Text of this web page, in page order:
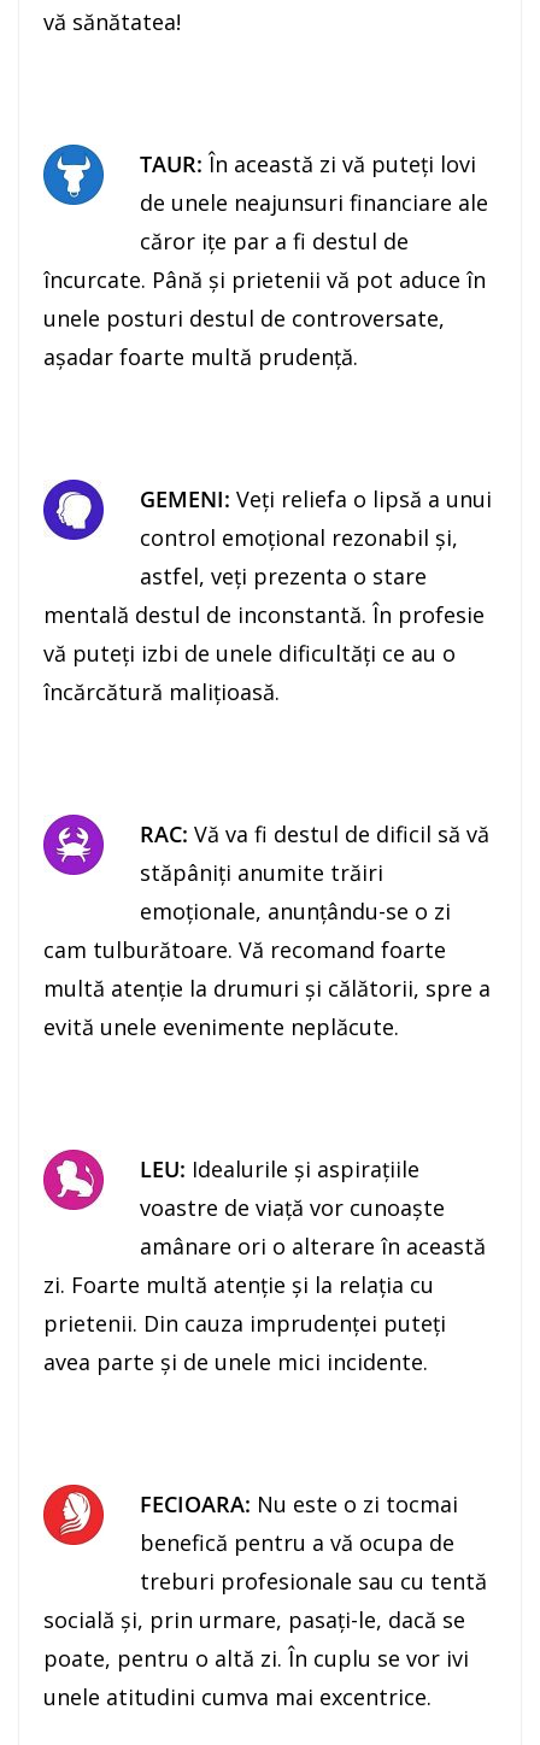
vă sănătatea!
TAUR: În această zi vă puteţi lovi
de unele neajunsuri financiare ale
căror iţe par a fi destul de
încurcate. Până şi prietenii vă pot aduce în
unele posturi destul de controversate,
aşadar foarte multă prudenţă.
GEMENI: Veţi reliefa o lipsă a unui
control emoţional rezonabil şi,
astfel, veţi prezenta o stare
mentală destul de inconstantă. În profesie
vă puteţi izbi de unele dificultăţi ce au o
încărcătură maliţioasă.
RAC: Vă va fi destul de dificil să vă
stăpâniţi anumite trăiri
emoţionale, anunţându-se o zi
cam tulburătoare. Vă recomand foarte
multă atenţie la drumuri şi călătorii, spre a
evită unele evenimente neplăcute.
LEU: Idealurile şi aspiraţiile
voastre de viaţă vor cunoaşte
amânare ori o alterare în această
zi. Foarte multă atenţie şi la relaţia cu
prietenii. Din cauza imprudenţei puteţi
avea parte şi de unele mici incidente.
FECIOARA: Nu este o zi tocmai
benefică pentru a vă ocupa de
treburi profesionale sau cu tentă
socială şi, prin urmare, pasaţi-le, dacă se
poate, pentru o altă zi. În cuplu se vor ivi
unele atitudini cumva mai excentrice.